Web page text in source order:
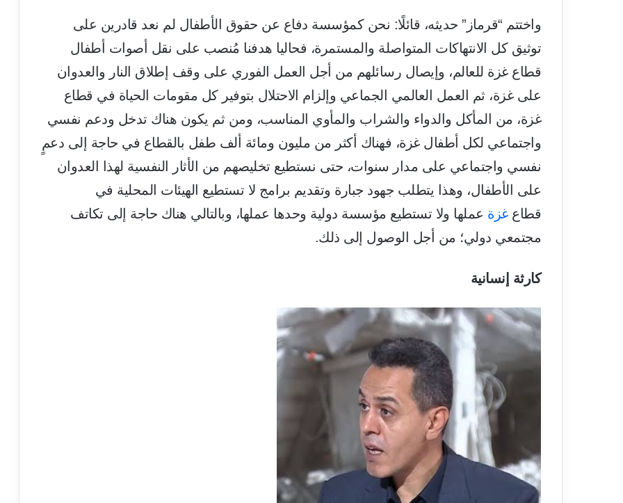
واختتم “قرماز” حديثه، قائلًا: نحن كمؤسسة دفاع عن حقوق الأطفال لم نعد قادرين على
توثيق كل الانتهاكات المتواصلة والمستمرة، فحاليا هدفنا مُنصب على نقل أصوات أطفال
قطاع غزة للعالم، وإيصال رسائلهم من أجل العمل الفوري على وقف إطلاق النار والعدوان
على غزة، ثم العمل العالمي الجماعي وإلزام الاحتلال بتوفير كل مقومات الحياة في قطاع
غزة، من المأكل والدواء والشراب والمأوي المناسب، ومن ثم يكون هناك تدخل ودعم نفسي
واجتماعي لكل أطفال غزة، فهناك أكثر من مليون ومائة ألف طفل بالقطاع في حاجة إلى دعمٍ
نفسي واجتماعي على مدار سنوات، حتى نستطيع تخليصهم من الأثار النفسية لهذا العدوان
على الأطفال، وهذا يتطلب جهود جبارة وتقديم برامج لا تستطيع الهيئات المحلية في
قطاعغزة عملها ولا تستطيع مؤسسة دولية وحدها عملها، وبالتالي هناك حاجة إلى تكاتف
مجتمعي دولي؛ من أجل الوصول إلى ذلك.
كارثة إنسانية